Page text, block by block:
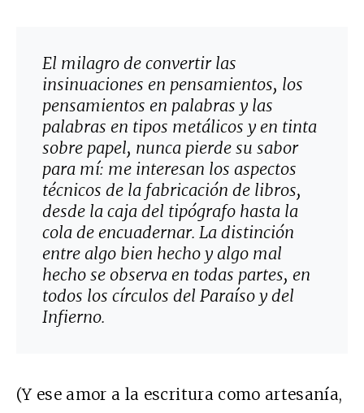
El milagro de convertir las
insinuaciones en pensamientos, los
pensamientos en palabras y las
palabras en tipos metálicos y en tinta
sobre papel, nunca pierde su sabor
para mí: me interesan los aspectos
técnicos de la fabricación de libros,
desde la caja del tipógrafo hasta la
cola de encuadernar. La distinción
entre algo bien hecho y algo mal
hecho se observa en todas partes, en
todos los círculos del Paraíso y del
Infierno.
(Y ese amor a la escritura como artesanía,